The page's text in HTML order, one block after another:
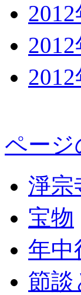
2012
2012
2012
ページ
淨宗
宝物
年中
節談